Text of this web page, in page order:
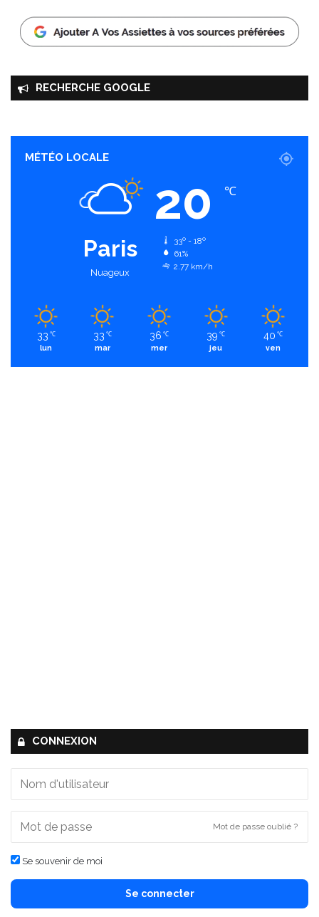
RECHERCHE GOOGLE
MÉTÉO LOCALE
Paris
Nuageux
20 ℃
33º - 18º
61%
2.77 km/h
33 ℃
lun
33 ℃
mar
36 ℃
mer
39 ℃
jeu
40 ℃
ven
CONNEXION
Mot de passe oublié ?
Se souvenir de moi
Se connecter